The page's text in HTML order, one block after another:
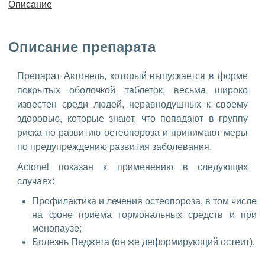
Описание
Описание препарата
Препарат Актонель, который выпускается в форме
покрытых оболочкой таблеток, весьма широко
известен среди людей, неравнодушных к своему
здоровью, которые знают, что попадают в группу
риска по развитию остеопороза и принимают меры
по предупреждению развития заболевания.
Actonel показан к применению в следующих
случаях:
Профилактика и лечения остеопороза, в том числе
на фоне приема гормональных средств и при
менопаузе;
Болезнь Педжета (он же деформирующий остеит).